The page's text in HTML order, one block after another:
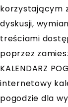
korzystającym
dyskusji,
treściami
poprzez
KALENDARZ
internetowy
pogodzie dla